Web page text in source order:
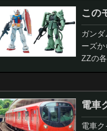
この
ガン
ーズ
ZZの
電車
電車